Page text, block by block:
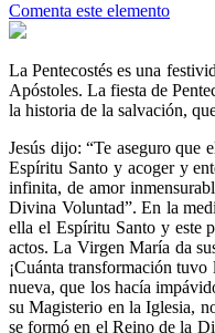
Comenta este elemento
La Pentecostés es una
Apóstoles. La fiesta de
la historia de la salvación,
Jesús dijo: “Te aseguro que
Espíritu Santo y acoger y
infinita, de amor
Divina Voluntad”. En la
ella el Espíritu Santo y este
actos. La Virgen María da
¡Cuánta transformación
nueva, que los hacía
su Magisterio en la Iglesia,
se formó en el Reino de la